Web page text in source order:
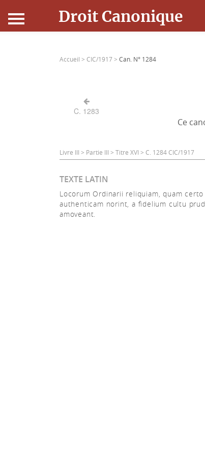
Droit Canonique
Connexion
Accueil > CIC/1917 > Can. N° 1284
C. 1283
Ce
Livre III > Partie III > Titre XVI > C. 1284 CIC/1917
TEXTE LATIN
Locorum Ordinarii reliquiam, quam
authenticam norint, a fidelium cultu
amoveant.